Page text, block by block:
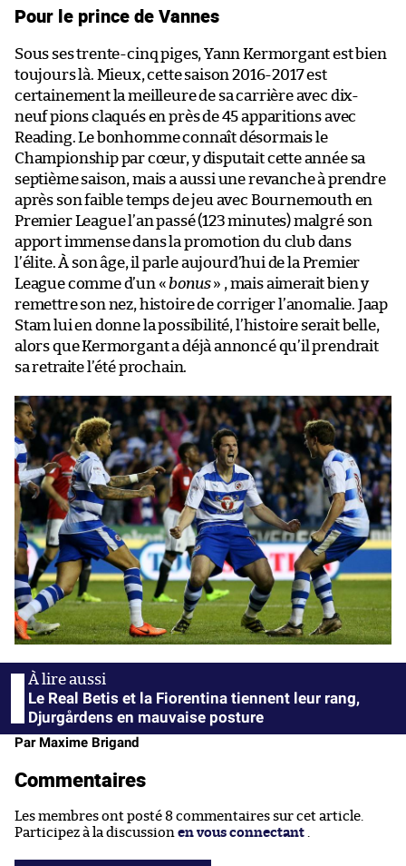
Pour le prince de Vannes
Sous ses trente-cinq piges, Yann Kermorgant est bien
toujours là. Mieux, cette saison 2016-2017 est
certainement la meilleure de sa carrière avec dix-
neuf pions claqués en près de 45 apparitions avec
Reading. Le bonhomme connaît désormais le
Championship par cœur, y disputait cette année sa
septième saison, mais a aussi une revanche à prendre
après son faible temps de jeu avec Bournemouth en
Premier League l’an passé (123 minutes) malgré son
apport immense dans la promotion du club dans
l’élite. À son âge, il parle aujourd’hui de la Premier
League comme d’un « bonus» , mais aimerait bien y
remettre son nez, histoire de corriger l’anomalie. Jaap
Stam lui en donne la possibilité, l’histoire serait belle,
alors que Kermorgant a déjà annoncé qu’il prendrait
sa retraite l’été prochain.
Le Real Betis et la Fiorentina tiennent leur rang,
Djurgårdens en mauvaise posture
Par Maxime Brigand
Commentaires
Les membres ont posté 8 commentaires sur cet article.
Participez à la discussion en vous connectant